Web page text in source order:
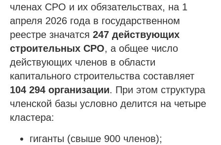
членах СРО и их обязательствах, на 1
апреля 2026 года в государственном
реестре значатся 247 действующих
строительных СРО, а общее число
действующих членов в области
капитального строительства составляет
104 294 организации. При этом структура
членской базы условно делится на четыре
кластера:
гиганты (свыше 900 членов);